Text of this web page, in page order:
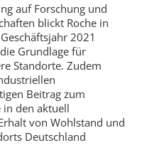
auf Forschung und
blickt Roche in
2021
Grundlage für
Standorte. Zudem
Beitrag zum
in den aktuell
von Wohlstand und
Deutschland